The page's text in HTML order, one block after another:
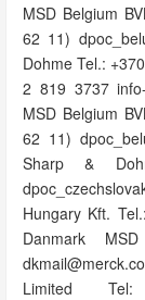
MSD Belgium
62 11)
Dohme Tel.:
2 819 3737
MSD Belgium
62 11)
Sharp &
Hungary Kft.
Danmark
Limited